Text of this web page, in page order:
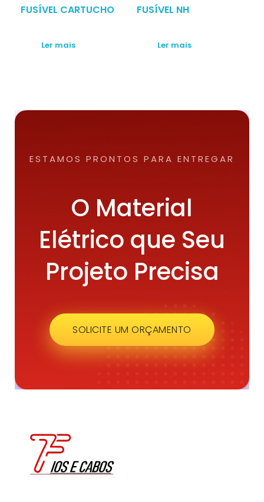
FUSÍVEL CARTUCHO
Ler mais
FUSÍVEL NH
Ler mais
ESTAMOS PRONTOS PARA ENTREGAR
O Material
Elétrico que Seu
Projeto Precisa
SOLICITE UM ORÇAMENTO